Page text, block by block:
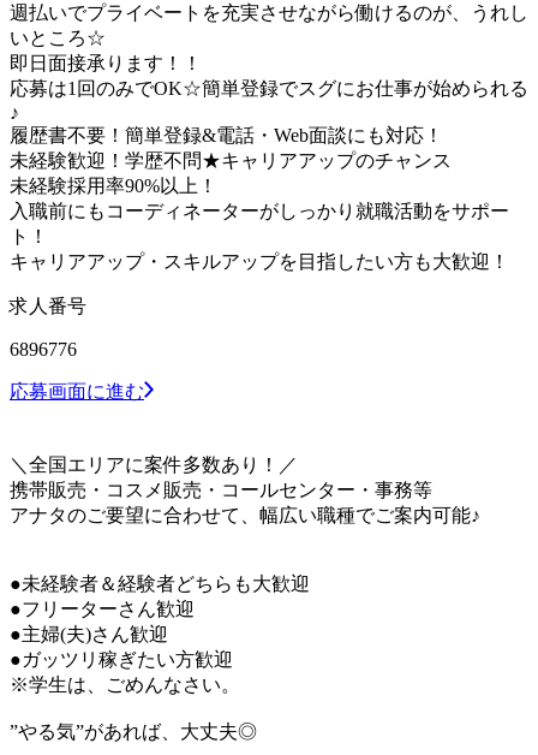
週払いでプライベートを充実させながら働けるのが、うれし
いところ☆
即日面接承ります！！
応募は1回のみでOK☆簡単登録でスグにお仕事が始められる
♪
履歴書不要！簡単登録&電話・Web面談にも対応！
未経験歓迎！学歴不問★キャリアアップのチャンス
未経験採用率90%以上！
入職前にもコーディネーターがしっかり就職活動をサポー
ト！
キャリアアップ・スキルアップを目指したい方も大歓迎！
求人番号
6896776
応募画面に進む
＼全国エリアに案件多数あり！／
携帯販売・コスメ販売・コールセンター・事務等
アナタのご要望に合わせて、幅広い職種でご案内可能♪
●未経験者＆経験者どちらも大歓迎
●フリーターさん歓迎
●主婦(夫)さん歓迎
●ガッツリ稼ぎたい方歓迎
※学生は、ごめんなさい。
”やる気”があれば、大丈夫◎